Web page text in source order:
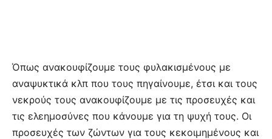
Όπως ανακουφίζουμε τους φυλακισμένους με
αναψυκτικά κλπ που τους πηγαίνουμε, έτσι και τους
νεκρούς τους ανακουφίζουμε με τις προσευχές και
τις ελεημοσύνες που κάνουμε για τη ψυχή τους. Οι
προσευχές των ζώντων για τους κεκοιμημένους και